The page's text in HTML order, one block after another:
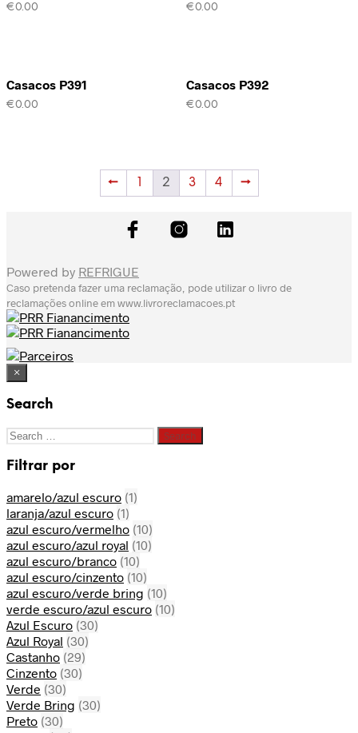
€0.00 €0.00
Casacos P391
€0.00
Casacos P392
€0.00
← 1 2 3 4 →
Powered by REFRIGUE
Caso pretenda fazer uma reclamação, pode utilizar o livro de
reclamações online emwww.livroreclamacoes.pt
×
Search
Search
Filtrar por
amarelo/azul escuro (1)
laranja/azul escuro (1)
azul escuro/vermelho (10)
azul escuro/azul royal (10)
azul escuro/branco (10)
azul escuro/cinzento (10)
azul escuro/verde bring (10)
verde escuro/azul escuro (10)
Azul Escuro (30)
Azul Royal (30)
Castanho (29)
Cinzento (30)
Verde (30)
Verde Bring (30)
Preto (30)